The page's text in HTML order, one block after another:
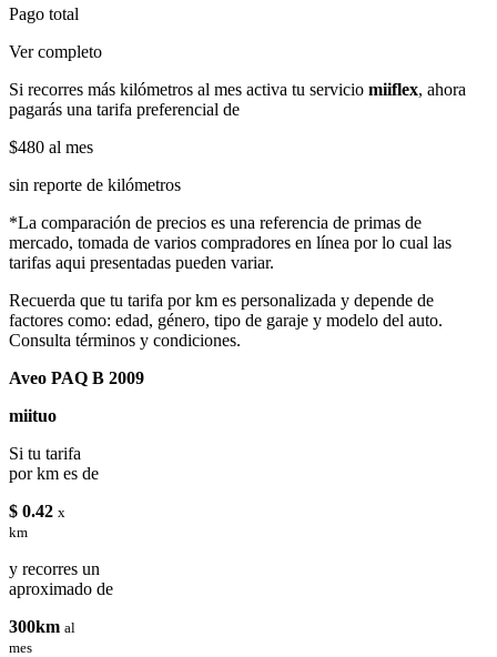
Pago total
Ver completo
Si recorres más kilómetros al mes activa tu servicio miiflex, ahora
pagarás una tarifa preferencial de
$480 al mes
sin reporte de kilómetros
*La comparación de precios es una referencia de primas de
mercado, tomada de varios compradores en línea por lo cual las
tarifas aqui presentadas pueden variar.
Recuerda que tu tarifa por km es personalizada y depende de
factores como: edad, género, tipo de garaje y modelo del auto.
Consulta términos y condiciones.
Aveo PAQ B 2009
miituo
Si tu tarifa
por km es de
$ 0.42 x
km
y recorres un
aproximado de
300km al
mes